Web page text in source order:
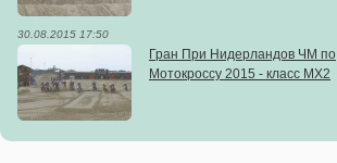
30.08.2015 17:50
Гран При Нидерландов ЧМ по
Мотокроссу 2015 - класс MX2